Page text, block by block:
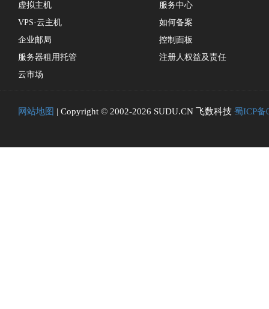
虚拟主机
VPS·云主机
企业邮局
服务器租用托管
云市场
服务中心
如何备案
控制面板
注册人权益及责任
网站地图 | Copyright © 2002-2026 SUDU.CN 飞数科技 蜀ICP备